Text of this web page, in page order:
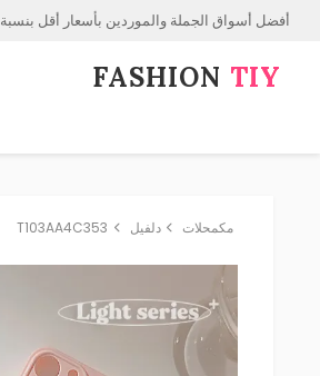
أفضل أسواق الجملة والموردين بأسعار أقل بنسبة 70%!
FASHION⁠ TIY
مكمحلات دلفيل T103AA4C353